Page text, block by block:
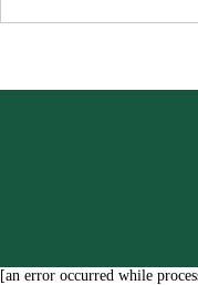
[an error occurred while